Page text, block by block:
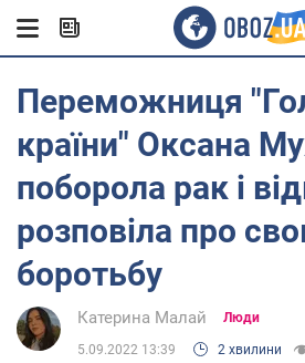
Переможниця
країни" Оксана
поборола рак і
розповіла про
боротьбу
Катерина Малай Люди
5.09.2022 13:39 2 хвилини